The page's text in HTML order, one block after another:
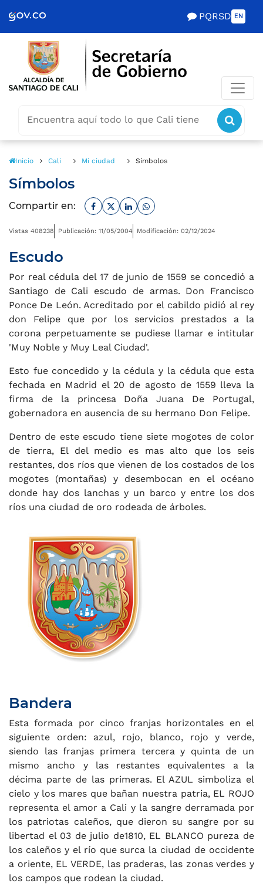
de Gobierno
PQRSD EN
icono
Inicio Cali Mi ciudad Símbolos
Símbolos
Compartir en: Facebook
TwitterLinkedinWhatsapp
Vistas 408238 Publicación: 11/05/2004 Modificación: 02/12/2024
Escudo
Por real cédula del 17 de junio de 1559 se concedió a
Santiago de Cali escudo de armas. Don Francisco
Ponce De León. Acreditado por el cabildo pidió al rey
don Felipe que por los servicios prestados a la
corona perpetuamente se pudiese llamar e intitular
'Muy Noble y Muy Leal Ciudad'.
Esto fue concedido y la cédula y la cédula que esta
fechada en Madrid el 20 de agosto de 1559 lleva la
firma de la princesa Doña Juana De Portugal,
gobernadora en ausencia de su hermano Don Felipe.
Dentro de este escudo tiene siete mogotes de color
de tierra, El del medio es mas alto que los seis
restantes, dos ríos que vienen de los costados de los
mogotes (montañas) y desembocan en el océano
donde hay dos lanchas y un barco y entre los dos
ríos una ciudad de oro rodeada de árboles.
Bandera
Esta formada por cinco franjas horizontales en el
siguiente orden: azul, rojo, blanco, rojo y verde,
siendo las franjas primera tercera y quinta de un
mismo ancho y las restantes equivalentes a la
décima parte de las primeras. El AZUL simboliza el
cielo y los mares que bañan nuestra patria, EL ROJO
representa el amor a Cali y la sangre derramada por
los patriotas caleños, que dieron su sangre por su
libertad el 03 de julio de1810, EL BLANCO pureza de
los caleños y el río que surca la ciudad de occidente
a oriente, EL VERDE, las praderas, las zonas verdes y
los campos que rodean la ciudad.